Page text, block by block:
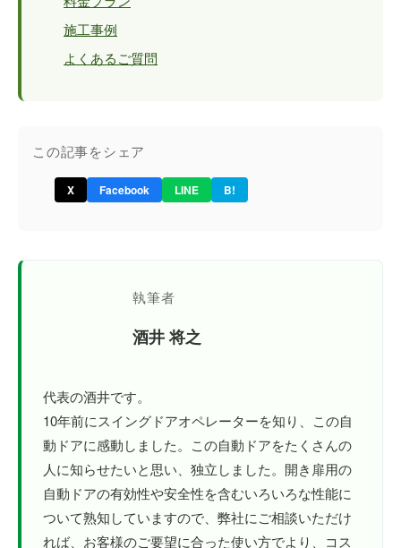
施工事例
よくあるご質問
この記事をシェア
X Facebook LINE B!
執筆者
酒井 将之
代表の酒井です。
10年前にスイングドアオペレーターを知り、この自
動ドアに感動しました。この自動ドアをたくさんの
人に知らせたいと思い、独立しました。開き扉用の
自動ドアの有効性や安全性を含むいろいろな性能に
ついて熟知していますので、弊社にご相談いただけ
れば、お客様のご要望に合った使い方でより、コス